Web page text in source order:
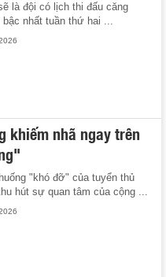
là đội có lịch thi đấu căng
bậc nhất tuần thứ hai ...
khiếm nhã ngay trên
"khó đỡ" của tuyển thủ
hút sự quan tâm của cộng ...